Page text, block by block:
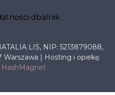
LIS, NIP: 5213879088,
Warszawa | Hosting i opiekę
HashMagnet